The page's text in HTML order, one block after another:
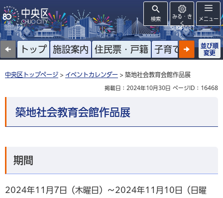
検索
みる・き
く
SUPPORT
メニュー
トップ 施設案内 住民票・戸籍 子育て 高齢者
並び順
変更
中央区トップページ > イベントカレンダー > 築地社会教育会館作品展
掲載日：2024年10月30日 ページID：16468
築地社会教育会館作品展
期間
2024年11月7日（木曜日）～2024年11月10日（日曜